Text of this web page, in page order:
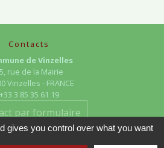
Contacts
de Vinzelles
rue de la Mairie
Vinzelles - FRANCE
+33 3 85 35 61 19
par formulaire
gives you control over what you want